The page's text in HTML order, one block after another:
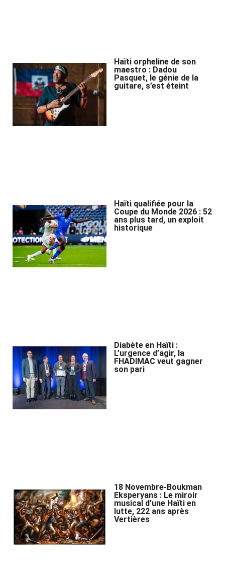
Haïti orpheline de son
maestro : Dadou
Pasquet, le génie de la
guitare, s’est éteint
Haïti qualifiée pour la
Coupe du Monde 2026 : 52
ans plus tard, un exploit
historique
Diabète en Haïti :
L’urgence d’agir, la
FHADIMAC veut gagner
son pari
18 Novembre-Boukman
Eksperyans : Le miroir
musical d’une Haïti en
lutte, 222 ans après
Vertières